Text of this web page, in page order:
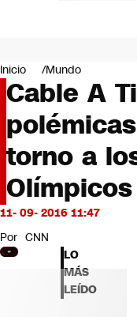
Negocios
Deportes
Programas
Cultura
Servicios
Bits
CNN Data
CNN tiempo
Futuro 360
Inicio Mundo
Cable A
torno a
Olímpicos
11- 09- 2016 11:47
Por CNN
LO
MÁS
LEÍDO